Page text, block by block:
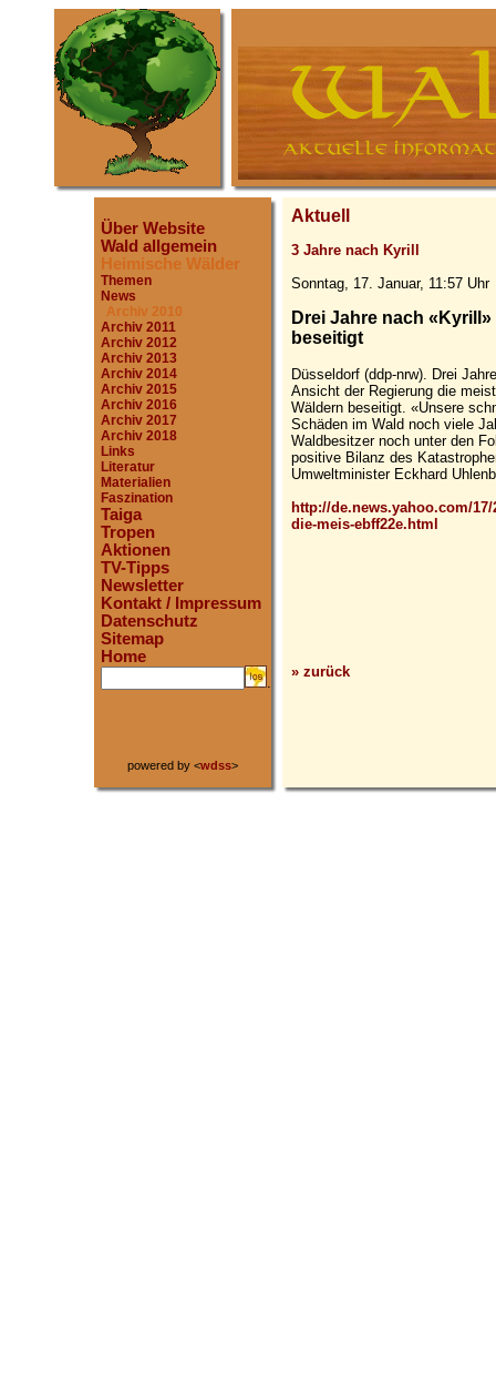
Über Website
Wald allgemein
Heimische Wälder
Themen
News
Archiv 2010
Archiv 2011
Archiv 2012
Archiv 2013
Archiv 2014
Archiv 2015
Archiv 2016
Archiv 2017
Archiv 2018
Links
Literatur
Materialien
Faszination
Taiga
Tropen
Aktionen
TV-Tipps
Newsletter
Kontakt / Impressum
Datenschutz
Sitemap
Home
.
powered by <wdss>
Aktuell
3 Jahre nach Kyrill
Sonntag, 17. Januar, 11:57 Uhr
Drei Jahre nach
beseitigt
Düsseldorf (ddp-nrw). Drei
Ansicht der Regierung die
Wäldern beseitigt. «Unsere
Schäden im Wald noch viele
Waldbesitzer noch unter den
positive Bilanz des
Umweltminister Eckhard
http://de.news.yahoo.com/
die-meis-ebff22e.html
» zurück